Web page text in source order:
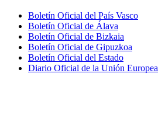
Boletín Oficial del País Vasco
Boletín Oficial de Álava
Boletín Oficial de Bizkaia
Boletín Oficial de Gipuzkoa
Boletín Oficial del Estado
Diario Oficial de la Unión Europea